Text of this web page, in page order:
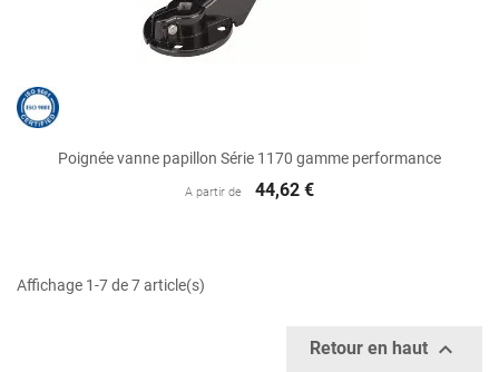
Poignée vanne papillon Série 1170 gamme performance
A partir de 44,62 €
Affichage 1-7 de 7 article(s)
Retour en haut 